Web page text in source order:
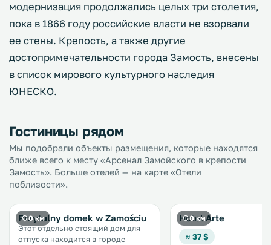
модернизация продолжались целых три столетия,
пока в 1866 году российские власти не взорвали
ее стены. Крепость, а также другие
достопримечательности города Замость, внесены
в список мирового культурного наследия
ЮНЕСКО.
Гостиницы рядом
Мы подобрали объекты размещения, которые находятся
ближе всего к месту «Арсенал Замойского в крепости
Замость». Больше отелей — на карте «Отели
поблизости».
0 км
Przytulny domek w Zamościu
Этот отдельно стоящий дом для
отпуска находится в городе
0 км
Hotel Arte
≈ 37 $